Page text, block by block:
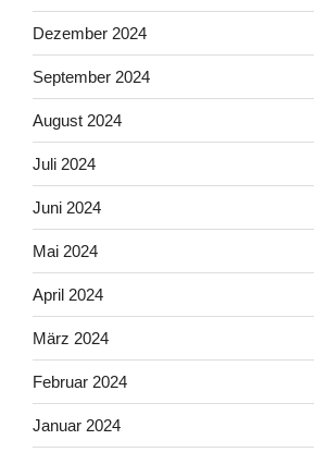
Dezember 2024
September 2024
August 2024
Juli 2024
Juni 2024
Mai 2024
April 2024
März 2024
Februar 2024
Januar 2024